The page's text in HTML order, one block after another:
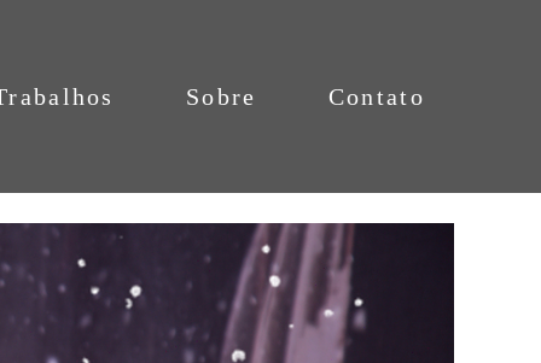
Sobre Contato